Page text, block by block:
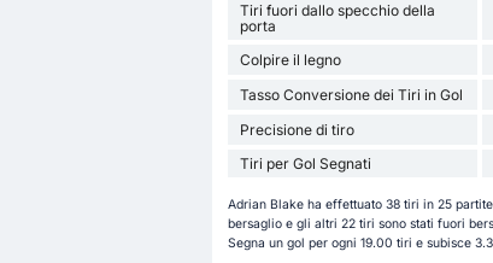
Tiri fuori dallo specchio della
porta
Colpire il legno
Tasso Conversione dei Tiri in Gol
Precisione di tiro
Tiri per Gol Segnati
Adrian Blake ha effettuato 38 tiri in 25
bersaglio e gli altri 22 tiri sono stati fuori
Segna un gol per ogni 19.00 tiri e subisce